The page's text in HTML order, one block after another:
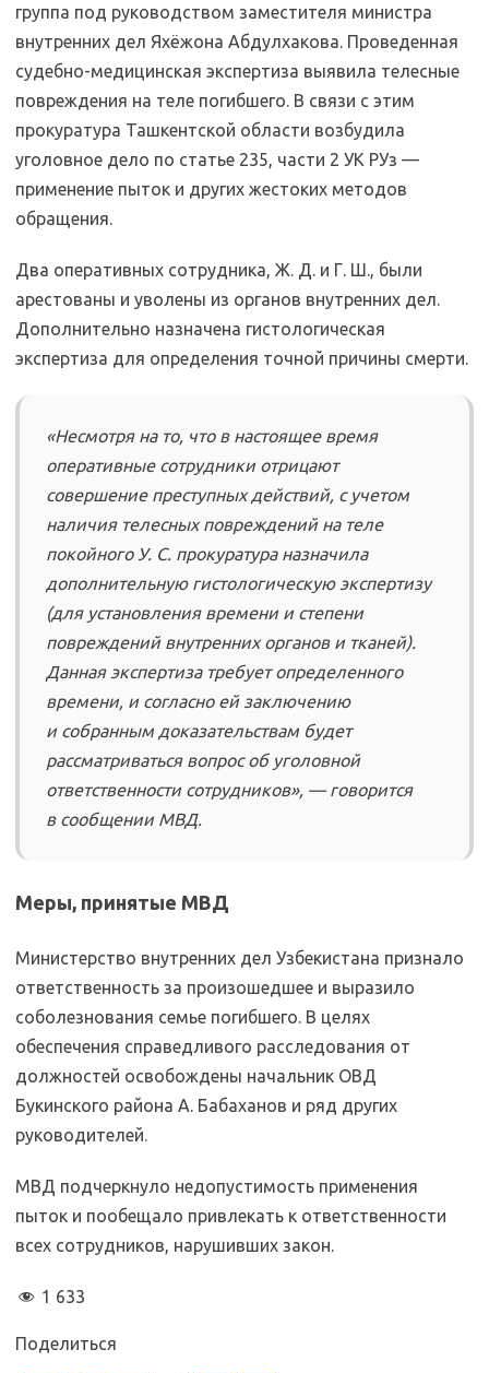
группа под руководством заместителя министра
внутренних дел Яхёжона Абдулхакова. Проведенная
судебно-медицинская экспертиза выявила телесные
повреждения на теле погибшего. В связи с этим
прокуратура Ташкентской области возбудила
уголовное дело по статье 235, части 2 УК РУз —
применение пыток и других жестоких методов
обращения.
Два оперативных сотрудника, Ж. Д. и Г. Ш., были
арестованы и уволены из органов внутренних дел.
Дополнительно назначена гистологическая
экспертиза для определения точной причины смерти.
«Несмотря на то, что в настоящее время
оперативные сотрудники отрицают
совершение преступных действий, с учетом
наличия телесных повреждений на теле
покойного У. С. прокуратура назначила
дополнительную гистологическую экспертизу
(для установления времени и степени
повреждений внутренних органов и тканей).
Данная экспертиза требует определенного
времени, и согласно ей заключению
и собранным доказательствам будет
рассматриваться вопрос об уголовной
ответственности сотрудников», — говорится
в сообщении МВД.
Меры, принятые МВД
Министерство внутренних дел Узбекистана признало
ответственность за произошедшее и выразило
соболезнования семье погибшего. В целях
обеспечения справедливого расследования от
должностей освобождены начальник ОВД
Букинского района А. Бабаханов и ряд других
руководителей.
МВД подчеркнуло недопустимость применения
пыток и пообещало привлекать к ответственности
всех сотрудников, нарушивших закон.
1 633
Поделиться